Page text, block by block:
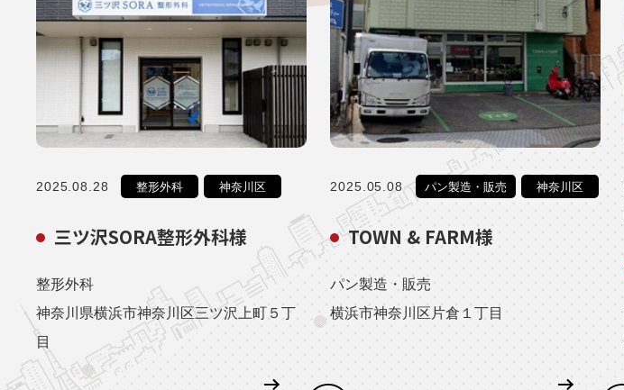
2025.08.28 整形外科 神奈川区
三ツ沢SORA整形外科様
整形外科
神奈川県横浜市神奈川区三ツ沢上町５丁
目
2025.05.08 パン製造・販売 神奈川区
TOWN & FARM様
パン製造・販売
横浜市神奈川区片倉１丁目